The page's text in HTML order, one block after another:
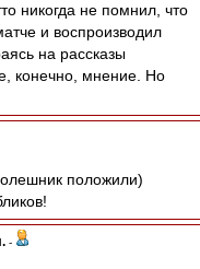
никогда не помнил, что
и воспроизводил
на рассказы
конечно, мнение. Но
положили)
-